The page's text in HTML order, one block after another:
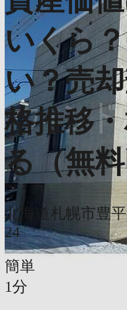
いくら
い？売
格推移
る（無
北海道札幌市豊
24
簡単
1分